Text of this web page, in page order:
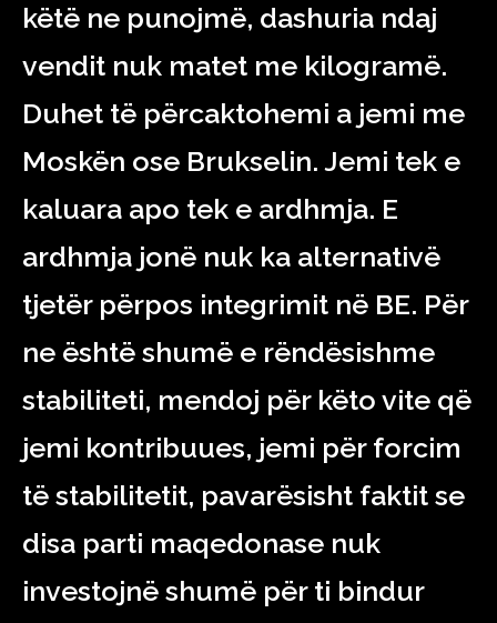
këtë ne punojmë, dashuria ndaj
vendit nuk matet me kilogramë.
Duhet të përcaktohemi a jemi me
Moskën ose Brukselin. Jemi tek e
kaluara apo tek e ardhmja. E
ardhmja jonë nuk ka alternativë
tjetër përpos integrimit në BE. Për
ne është shumë e rëndësishme
stabiliteti, mendoj për këto vite që
jemi kontribuues, jemi për forcim
të stabilitetit, pavarësisht faktit se
disa parti maqedonase nuk
investojnë shumë për ti bindur